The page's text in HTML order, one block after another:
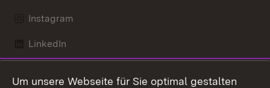
Instagram
LinkedIn
Um unsere Webseite für Sie optimal gestalten